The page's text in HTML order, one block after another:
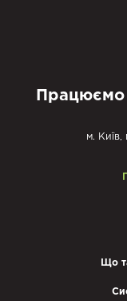
Працюємо
м. Київ,
Що